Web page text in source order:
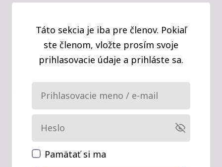
Táto sekcia je iba pre členov. Pokiaľ
ste členom, vložte prosím svoje
prihlasovacie údaje a prihláste sa.
Pamätať si ma